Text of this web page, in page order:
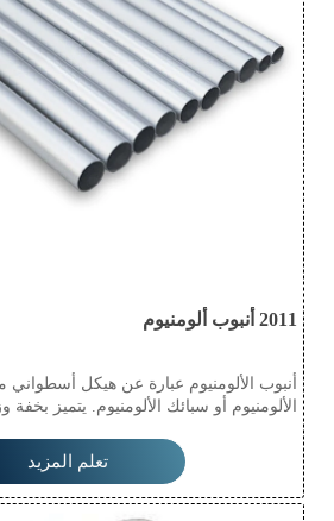
2011 أنبوب ألومنيوم
أنبوب الألومنيوم عبارة عن هيكل
الألومنيوم أو سبائك الألومنيوم. يتميز بخفة
السيارات والفضاء والسباكة والبناء.
السوائل، بينما تضمن متانته طول عمره في
يتميز بسهولة استخدامه، مما يتيح حلولًا
تعلم المزيد